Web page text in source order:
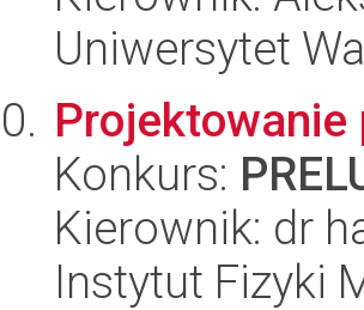
Uniwersytet
Projektowanie
Konkurs:
Kierownik: dr
Instytut Fizyki